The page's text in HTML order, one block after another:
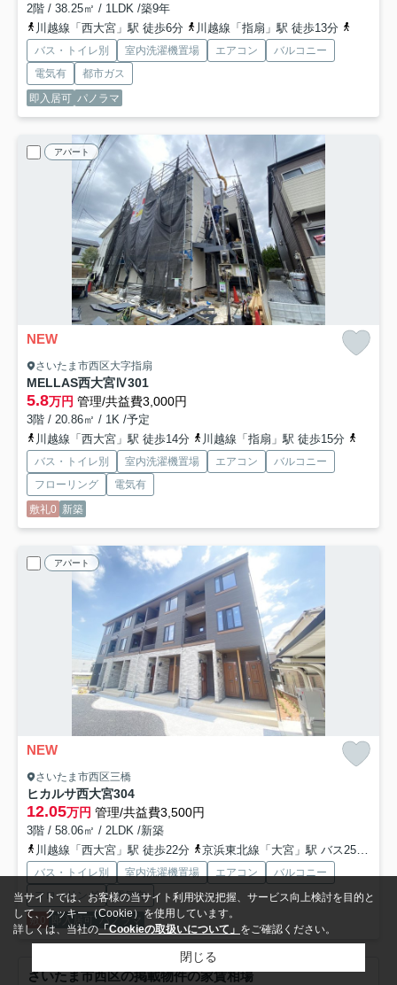
2階 / 38.25㎡ / 1LDK /築9年
川越線「西大宮」駅 徒歩6分
川越線「指扇」駅 徒歩13分
バス・トイレ別 室内洗濯機置場 エアコン
バルコニー
電気有
都市ガス
即入居可 パノラマ
アパート
NEW
さいたま市西区大字指扇
MELLAS西大宮Ⅳ301
5.8万円 管理/共益費3,000円
3階 / 20.86㎡ / 1K /予定
川越線「西大宮」駅 徒歩14分
川越線「指扇」駅 徒歩15分
バス・トイレ別 室内洗濯機置場 エアコン
バルコニー
フローリング
電気有
敷礼0 新築
アパート
NEW
さいたま市西区三橋
ヒカルサ西大宮304
12.05万円 管理/共益費3,500円
3階 / 58.06㎡ / 2LDK /新築
川越線「西大宮」駅 徒歩22分
京浜東北線「大宮」駅 バス25分 「三橋６丁目」 停歩3分
バス・トイレ別 室内洗濯機置場 エアコン
バルコニー
フローリング
電気有
敷0
即入居可 パノラマ
さいたま市西区の掲載物件の家賃相場
当サイトでは、お客様の当サイト利用状況把握、サービス向上検討を目的と
して、クッキー（Cookie）を使用しています。
詳しくは、当社の「Cookieの取扱いについて」 をご確認ください。
閉じる